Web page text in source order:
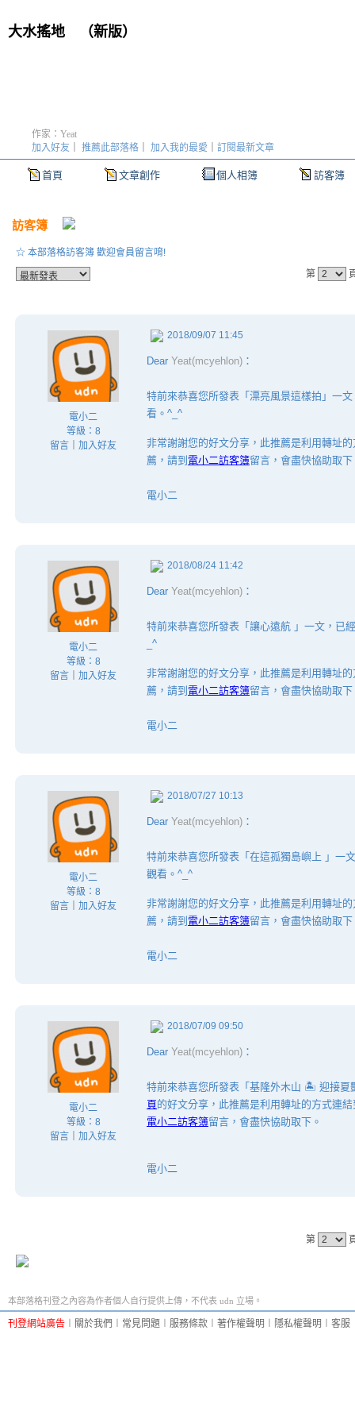
大水搖地 （新版）
首頁 文章創作 個人相簿 訪客簿
加入好友 推薦此部落格 加入我的最愛 訂閱最新文章
作家：Yeat
訪客簿
☆ 本部落格訪客簿 歡迎會員留言唷!
第
電小二
等級：8
留言
加入好友
2018/09/07 11:45
Dear Yeat(mcyehlon) ：
特前來恭喜您所發表「漂亮風景這樣拍」一
看。^_^
非常謝謝您的好文分享，此推薦是利用轉址
薦，請到 電小二訪客簿留言，會盡快協助取下
電小二
電小二
等級：8
留言
加入好友
2018/08/24 11:42
Dear Yeat(mcyehlon) ：
特前來恭喜您所發表「讓心遠航 」一文，已
_^
非常謝謝您的好文分享，此推薦是利用轉址
薦，請到 電小二訪客簿留言，會盡快協助取下
電小二
電小二
等級：8
留言
加入好友
2018/07/27 10:13
Dear Yeat(mcyehlon) ：
特前來恭喜您所發表「在這孤獨島嶼上 」一
觀看。^_^
非常謝謝您的好文分享，此推薦是利用轉址
薦，請到 電小二訪客簿留言，會盡快協助取下
電小二
電小二
等級：8
留言
加入好友
2018/07/09 09:50
Dear Yeat(mcyehlon) ：
特前來恭喜您所發表「基隆外木山 🏝 迎接夏
頁的好文分享，此推薦是利用轉址的方式連
電小二訪客簿留言，會盡快協助取下。
電小二
第
本部落格刊登之內容為作者個人自行提供上傳，不代表 udn 立場。
刊登網站廣告 關於我們 常見問題 服務條款 著作權聲明 隱私權聲明 客服